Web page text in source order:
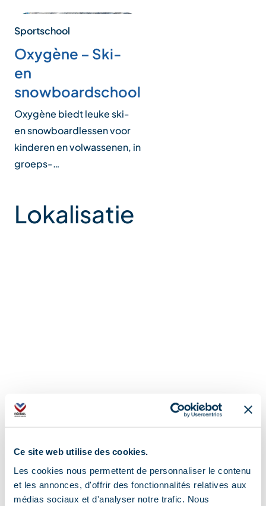
Ce site web utilise des cookies.
Les cookies nous permettent de personnaliser le contenu
et les annonces, d'offrir des fonctionnalités relatives aux
médias sociaux et d'analyser notre trafic. Nous
Sportschool
Oxygène – Ski-
en
snowboardschool
Oxygène biedt leuke ski-
en snowboardlessen voor
kinderen en volwassenen, in
groeps-…
Lokalisatie